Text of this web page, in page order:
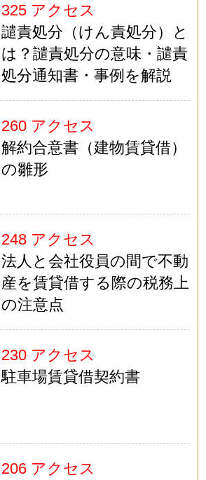
325 アクセス
譴責処分（けん責処分）と
は？譴責処分の意味・譴責
処分通知書・事例を解説
260 アクセス
解約合意書（建物賃貸借）
の雛形
248 アクセス
法人と会社役員の間で不動
産を賃貸借する際の税務上
の注意点
230 アクセス
駐車場賃貸借契約書
206 アクセス